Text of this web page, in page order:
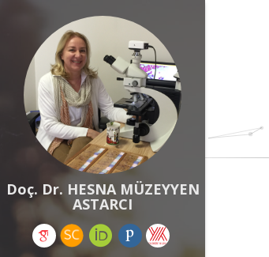
Doç. Dr. HESNA MÜZEYYEN
ASTARCI